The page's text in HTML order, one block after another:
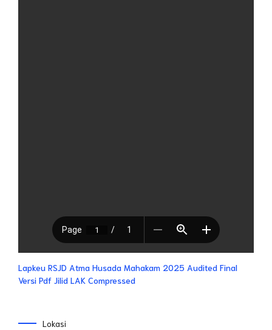
Lapkeu RSJD Atma Husada Mahakam 2025 Audited Final
Versi Pdf Jilid LAK Compressed
Lokasi